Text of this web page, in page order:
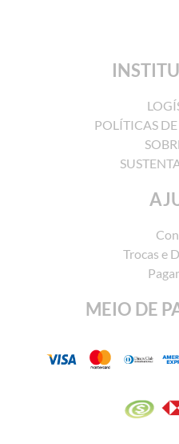
POLÍTICAS
Trocas e
MEIO DE